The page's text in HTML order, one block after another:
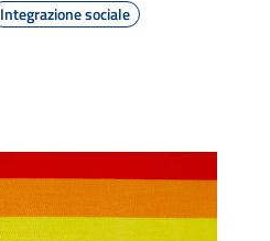
Integrazione sociale